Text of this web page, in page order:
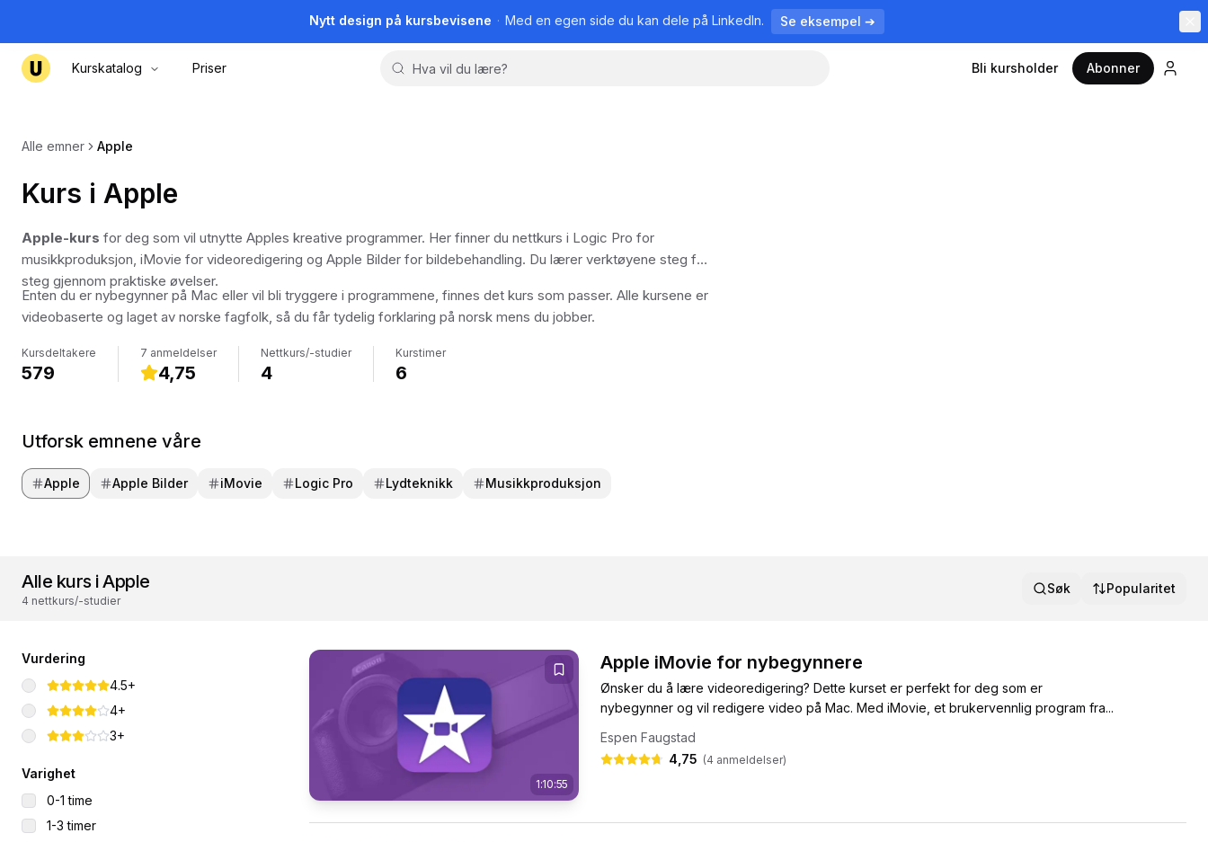
Nytt design på kursbevisene · Med en egen side du kan dele på LinkedIn. Se eksempel ➔
Kurskatalog Priser Bli kursholder Abonner
Alle emner Apple
Kurs i Apple
Apple-kurs for deg som vil utnytte Apples kreative programmer. Her finner du nettkurs i Logic Pro for
musikkproduksjon, iMovie for videoredigering og Apple Bilder for bildebehandling. Du lærer verktøyene steg for
steg gjennom praktiske øvelser.
Enten du er nybegynner på Mac eller vil bli tryggere i programmene, finnes det kurs som passer. Alle kursene er
videobaserte og laget av norske fagfolk, så du får tydelig forklaring på norsk mens du jobber.
Kursdeltakere
579
7 anmeldelser
4,75
Nettkurs/-studier
4
Kurstimer
6
Utforsk emnene våre
Apple Apple Bilder iMovie Logic Pro Lydteknikk Musikkproduksjon
Alle kurs i Apple
4 nettkurs/-studier
Søk Popularitet
Vurdering
4.5+
4+
3+
Varighet
0-1 time
1-3 timer
1:10:55
Apple iMovie for nybegynnere
Ønsker du å lære videoredigering? Dette kurset er perfekt for deg som er
nybegynner og vil redigere video på Mac. Med iMovie, et brukervennlig program fra...
Espen Faugstad
4,75 (4 anmeldelser)